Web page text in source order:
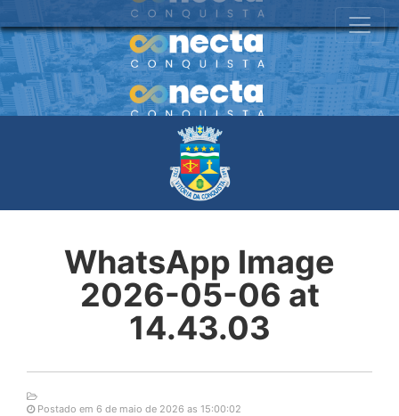
WhatsApp Image
2026-05-06 at
14.43.03
Postado em 6 de maio de 2026 as 15:00:02